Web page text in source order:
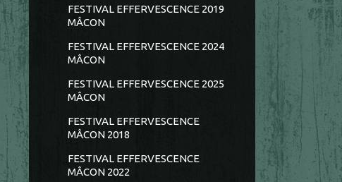
FESTIVAL EFFERVESCENCE 2019
MÂCON
FESTIVAL EFFERVESCENCE 2024
MÂCON
FESTIVAL EFFERVESCENCE 2025
MÂCON
FESTIVAL EFFERVESCENCE
MÂCON 2018
FESTIVAL EFFERVESCENCE
MÂCON 2022